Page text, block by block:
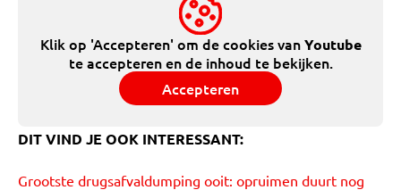
Klik op 'Accepteren' om de cookies vanYoutube
te accepteren en de inhoud te bekijken.
Accepteren
DIT VIND JE OOK INTERESSANT:
Grootste drugsafvaldumping ooit: opruimen duurt nog